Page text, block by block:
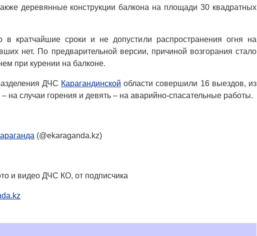
деревянные конструкции балкона на площади 30 квадратных
кратчайшие сроки и не допустили распространения огня на
нет. По предварительной версии, причиной возгорания стало
при курении на балконе.
ДЧС Карагандинской области совершили 16 выездов, из
на случаи горения и девять – на аварийно-спасательные работы.
(@ekaraganda.kz)
и видео ДЧС КО, от подписчика